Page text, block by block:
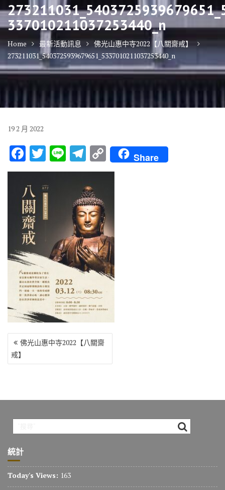
337010211037253440_n
Home 最新活動訊息
佛光山惠中寺2022【八關齋戒】
273211031_5403725939679651_5337010211037253440_n
192 月 2022
F
ac
e
b
o
o
k
T
w
it
te
r
Li
n
T
el
e
gr
a
m
C
o
Li
n
k
Share
文
章
導
佛光山惠中寺2022【八關齋
戒】
統計
Today's Views: 163